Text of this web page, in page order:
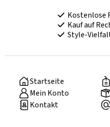
Kostenlose
Kauf auf
Style-
Startseite
Mein Konto
Kontakt